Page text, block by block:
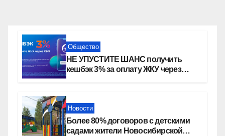
Общество
НЕ УПУСТИТЕ ШАНС получить
кешбэк 3% за оплату ЖКУ через
Новости
Более 80% договоров с детскими
садами жители Новосибирской